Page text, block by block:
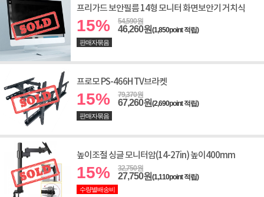
프리가드 보안필름 14형 모니터 화면보안기 거치식
15% 54,590원
46,260원(1,850point 적립)
판매자묶음
프로모 PS-466H TV브라켓
15% 79,370원
67,260원(2,690point 적립)
판매자묶음
높이조절 싱글 모니터암(14-27in) 높이400mm
15% 32,750원
27,750원(1,110point 적립)
수량별배송비